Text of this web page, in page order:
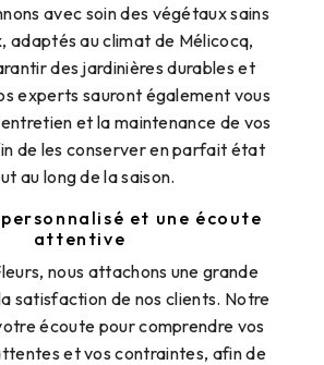
avec soin des végétaux sains
adaptés au climat de Mélicocq,
des jardinières durables et
experts sauront également vous
et la maintenance de vos
de les conserver en parfait état
au long de la saison.
et une écoute
attentive
nous attachons une grande
satisfaction de nos clients. Notre
écoute pour comprendre vos
et vos contraintes, afin de